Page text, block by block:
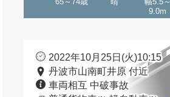
9.0m
2022年10月25日(火)10:15
丹波市山南町井原 付近
車両相互 中破事故